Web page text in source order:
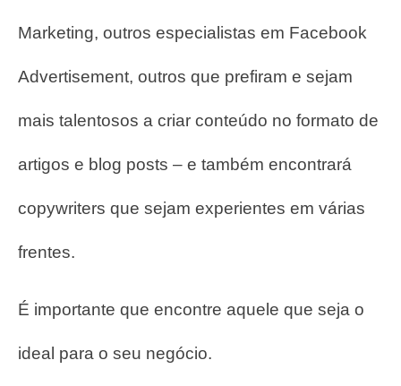
Marketing, outros especialistas em Facebook
Advertisement, outros que prefiram e sejam
mais talentosos a criar conteúdo no formato de
artigos e blog posts – e também encontrará
copywriters que sejam experientes em várias
frentes.
É importante que encontre aquele que seja o
ideal para o seu negócio.